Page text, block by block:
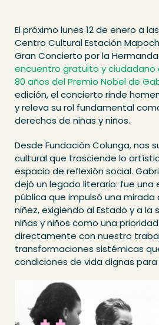
El próximo lunes 12 de enero a
Centro Cultural Estación
Gran Concierto por la
encuentro gratuito y ciudadano
80 años del Premio Nobel de
edición, el concierto rinde
y releva su rol fundamental
derechos de niñas y niños.
Desde Fundación Colunga, nos
cultural que trasciende lo
espacio de reflexión social.
dejó un legado literario: fue una
pública que impulsó una mirada
niñez, exigiendo al Estado y a la
niñas y niños como una
directamente con nuestro
transformaciones sistémicas
condiciones de vida dignas para